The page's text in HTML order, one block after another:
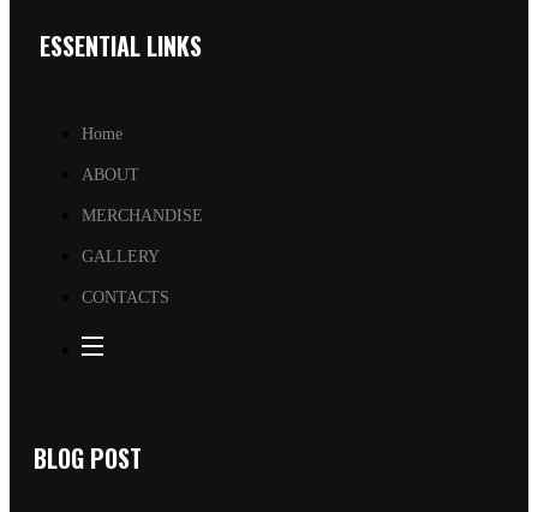
ESSENTIAL LINKS
Home
ABOUT
MERCHANDISE
GALLERY
CONTACTS
BLOG POST